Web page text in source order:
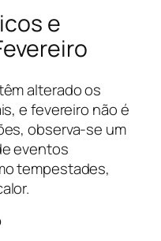
e
alterado os
e fevereiro não é
observa-se um
eventos
tempestades,